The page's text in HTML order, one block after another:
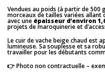
Vendues au poids (à partir de 500
morceaux de tailles variées allant
avec une épaisseur d’environ
projets de maroquinerie et
Le cuir de vache beige chaud est
lumineuse. Sa souplesse et sa
travailler pour les débutants
👉 Photo non contractuelle –